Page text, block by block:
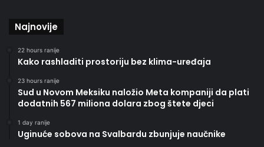
Najnovije
22 hours ranije
Kako rashladiti prostoriju bez klima-uređaja
23 hours ranije
Sud u Novom Meksiku naložio Meta kompaniji da plati
dodatnih 567 miliona dolara zbog štete djeci
1 day ranije
Uginuće sobova na Svalbardu zbunjuje naučnike